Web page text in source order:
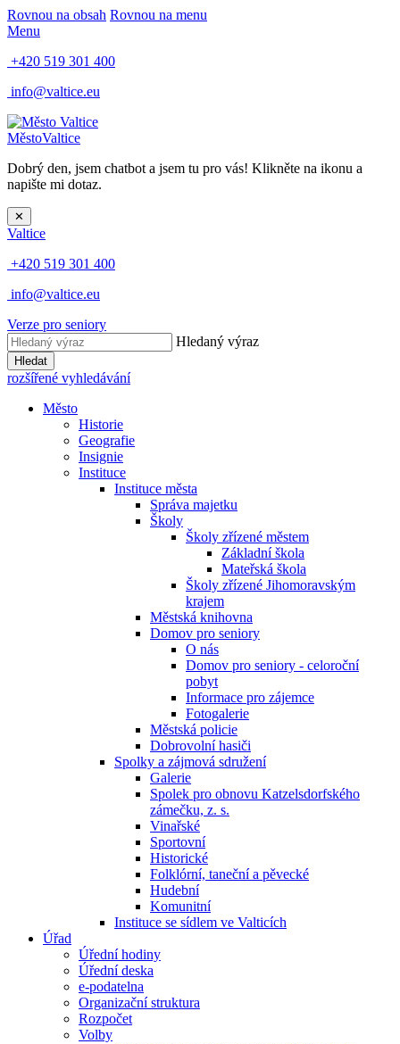
Rovnou na obsah Rovnou na menu
Menu
+420 519 301 400
info@valtice.eu
MěstoValtice
Dobrý den, jsem chatbot a jsem tu pro vás! Klikněte na ikonu a
napište mi dotaz.
✕
Valtice
+420 519 301 400
info@valtice.eu
Verze pro seniory
Hledaný výraz
Hledat
rozšířené vyhledávání
Město
Historie
Geografie
Insignie
Instituce
Instituce města
Správa majetku
Školy
Školy zřízené městem
Základní škola
Mateřská škola
Školy zřízené Jihomoravským
krajem
Městská knihovna
Domov pro seniory
O nás
Domov pro seniory - celoroční
pobyt
Informace pro zájemce
Fotogalerie
Městská policie
Dobrovolní hasiči
Spolky a zájmová sdružení
Galerie
Spolek pro obnovu Katzelsdorfského
zámečku, z. s.
Vinařské
Sportovní
Historické
Folklórní, taneční a pěvecké
Hudební
Komunitní
Instituce se sídlem ve Valticích
Úřad
Úřední hodiny
Úřední deska
e-podatelna
Organizační struktura
Rozpočet
Volby